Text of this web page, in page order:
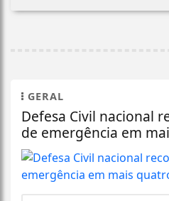
GERAL
Defesa Civil nacional
de emergência em